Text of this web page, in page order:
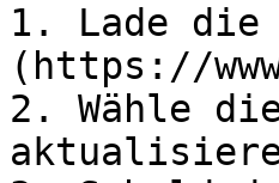
1. Lade die
(https://
2. Wähle
aktualisiere